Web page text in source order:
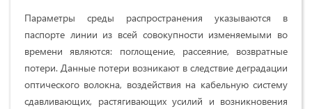
Параметры среды распространения указываются в
паспорте линии из всей совокупности изменяемыми во
времени являются: поглощение, рассеяние, возвратные
потери. Данные потери возникают в следствие деградации
оптического волокна, воздействия на кабельную систему
сдавливающих, растягивающих усилий и возникновения